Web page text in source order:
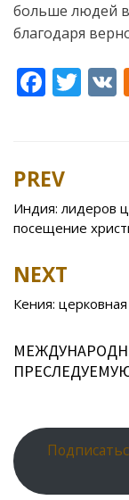
больше людей
благодаря
F
b
o
o
T
Post
navigation
PREV
Индия: лидеров
посещение
NEXT
Кения: